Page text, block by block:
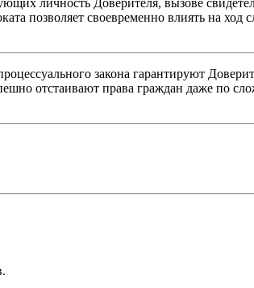
позволяет своевременно влиять на ход
закона гарантируют
отстаивают права граждан даже по